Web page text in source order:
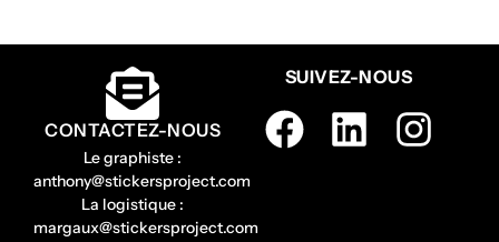
CONTACTEZ-NOUS
Le graphiste :
anthony@stickersproject.com
La logistique :
margaux@stickersproject.com
SUIVEZ-NOUS